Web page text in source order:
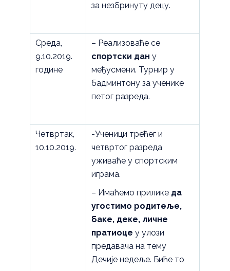
за незбринуту децу.
Среда,
9.10.2019.
године
– Реализоваће се
спортски дан у
међусмени. Турнир у
бадминтону за ученике
петог разреда.
Четвртак,
10.10.2019.
-Ученици трећег и
четвртог разреда
уживаће у спортским
играма.
– Имаћемо прилике да
угостимо родитеље,
баке, деке, личне
пратиоце у улози
предавача на тему
Дечије недеље. Биће то